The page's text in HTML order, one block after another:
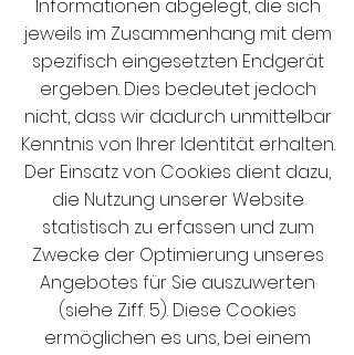
Informationen abgelegt, die sich
jeweils im Zusammenhang mit dem
spezifisch eingesetzten Endgerät
ergeben. Dies bedeutet jedoch
nicht, dass wir dadurch unmittelbar
Kenntnis von Ihrer Identität erhalten.
Der Einsatz von Cookies dient dazu,
die Nutzung unserer Website
statistisch zu erfassen und zum
Zwecke der Optimierung unseres
Angebotes für Sie auszuwerten
(siehe Ziff. 5). Diese Cookies
ermöglichen es uns, bei einem